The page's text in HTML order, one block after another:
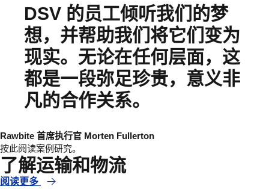
DSV 的员工倾听我们的梦
想，并帮助我们将它们变为
现实。无论在任何层面，这
都是一段弥足珍贵，意义非
凡的合作关系。
Rawbite 首席执行官 Morten Fullerton
按此阅读案例研究。
了解运输和物流
阅读更多